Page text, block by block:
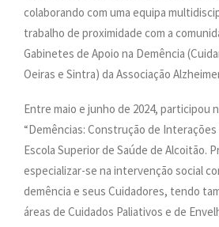
colaborando com uma equipa
trabalho de proximidade com a
Gabinetes de Apoio na Demência
Oeiras e Sintra) da Associação
Entre maio e junho de 2024, participou
“Demências: Construção de
Escola Superior de Saúde de Alcoitão.
especializar-se na intervenção social
demência e seus Cuidadores, tendo
áreas de Cuidados Paliativos e de